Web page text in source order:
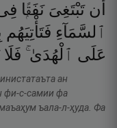
أَن تَبْتَغِىَ نَفَقًۭا
ٱلسَّمَآءِ فَتَأْتِيَهُم
عَلَى ٱلْهُدَىٰ ۚ فَلَا
ан
фи-с-самии фа
ъала-л-ҳуда. Фа